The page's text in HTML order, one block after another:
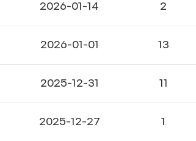
2026-01-14 2
2026-01-01 13
2025-12-31 11
2025-12-27 1